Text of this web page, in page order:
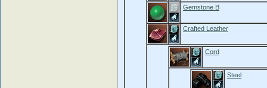
Gemstone B
Crafted Leather
Cord
Steel